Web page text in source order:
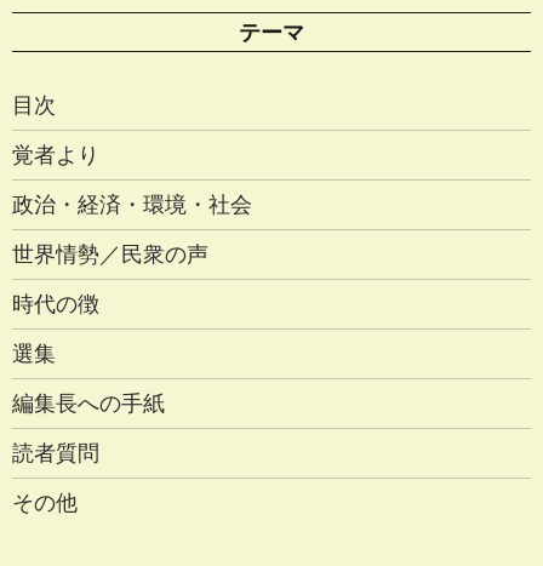
テーマ
目次
覚者より
政治・経済・環境・社会
世界情勢／民衆の声
時代の徴
選集
編集長への手紙
読者質問
その他